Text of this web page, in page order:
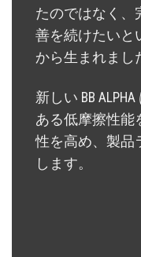
たのではなく、
善を続けたいと
から生まれまし
新しい BB
ある低摩擦性能
性を高め、製品
します。